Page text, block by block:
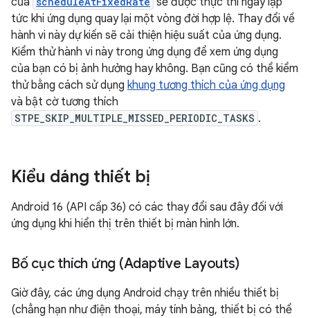
tức khi ứng dụng quay lại một vòng đời hợp lệ. Thay đổi về
hành vi này dự kiến sẽ cải thiện hiệu suất của ứng dụng.
Kiểm thử hành vi này trong ứng dụng để xem ứng dụng
của bạn có bị ảnh hưởng hay không. Bạn cũng có thể kiểm
thử bằng cách sử dụng khung tương thích của ứng dụng
và bật cờ tương thích
STPE_SKIP_MULTIPLE_MISSED_PERIODIC_TASKS .
Kiểu dáng thiết bị
Android 16 (API cấp 36) có các thay đổi sau đây đối với
ứng dụng khi hiển thị trên thiết bị màn hình lớn.
Bố cục thích ứng (Adaptive Layouts)
Giờ đây, các ứng dụng Android chạy trên nhiều thiết bị
(chẳng hạn như điện thoại, máy tính bảng, thiết bị có thể